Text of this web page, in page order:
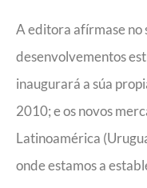
A editora afírmase no
desenvolvementos
inaugurará a súa
2010; e os novos
Latinoamérica
onde estamos a